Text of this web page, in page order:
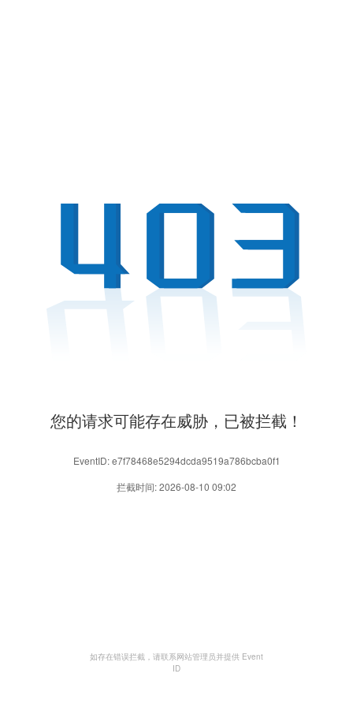
您的请求可能存在威胁，已被拦截！
EventID: e7f78468e5294dcda9519a786bcba0f1
拦截时间: 2026-08-10 09:02
如存在错误拦截，请联系网站管理员并提供 Event
ID